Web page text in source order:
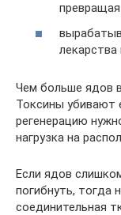
лекарства
Чем больше ядов
Токсины убивают
регенерацию
нагрузка на
Если ядов
погибнуть, тогда
соединительная